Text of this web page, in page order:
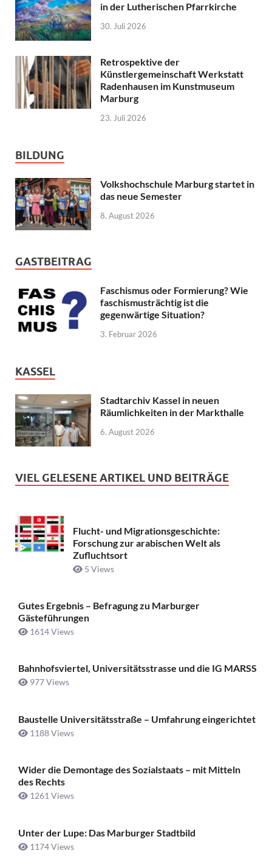
in der Lutherischen Pfarrkirche
30. Juli 2026
Retrospektive der
Künstlergemeinschaft Werkstatt
Radenhausen im Kunstmuseum
Marburg
23. Juli 2026
BILDUNG
Volkshochschule Marburg startet in
das neue Semester
8. August 2026
GASTBEITRAG
Faschismus oder Formierung? Wie
faschismusträchtig ist die
gegenwärtige Situation?
3. Februar 2026
KASSEL
Stadtarchiv Kassel in neuen
Räumlichkeiten in der Markthalle
6. August 2026
VIEL GELESENE ARTIKEL UND BEITRÄGE
Flucht- und Migrationsgeschichte:
Forschung zur arabischen Welt als
Zufluchtsort
5 Views
Gutes Ergebnis – Befragung zu Marburger
Gästeführungen
1614 Views
Bahnhofsviertel, Universitätsstrasse und die IG MARSS
977 Views
Baustelle Universitätsstraße ­– Umfahrung eingerichtet
1188 Views
Wider die Demontage des Sozialstaats – mit Mitteln
des Rechts
1261 Views
Unter der Lupe: Das Marburger Stadtbild
1174 Views